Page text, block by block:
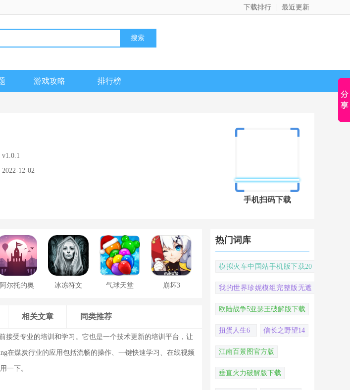
最近更新
下载排行
游戏攻略 排行榜
v1.0.1
2022-12-02
手机扫码下载
阿尔托的奥 冰冻符文 气球天堂 崩坏3
相关文章 同类推荐
接受专业的培训和学习。它也是一个技术更新的培训平台，让
在煤炭行业的应用包括流畅的操作、一键快速学习、在线视频
一下。
热门词库
模拟火车中国站手机版下载20
我的世界珍妮模组完整版无遮
欧陆战争5亚瑟王破解版下载
扭蛋人生6 信长之野望14
江南百景图官方版
垂直火力破解版下载